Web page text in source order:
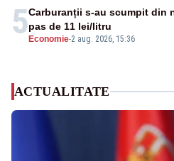
5 Economie-2 aug. 2026, 15:36
Carburanții s-au scumpit din
pas de 11 lei/litru
ACTUALITATE